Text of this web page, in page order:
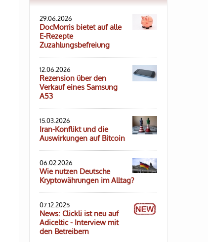
29.06.2026
DocMorris bietet auf alle
E-Rezepte
Zuzahlungsbefreiung
12.06.2026
Rezension über den
Verkauf eines Samsung
A53
15.03.2026
Iran-Konflikt und die
Auswirkungen auf Bitcoin
06.02.2026
Wie nutzen Deutsche
Kryptowährungen im Alltag?
07.12.2025
News: Clickli ist neu auf
Adiceltic - Interview mit
den Betreibern